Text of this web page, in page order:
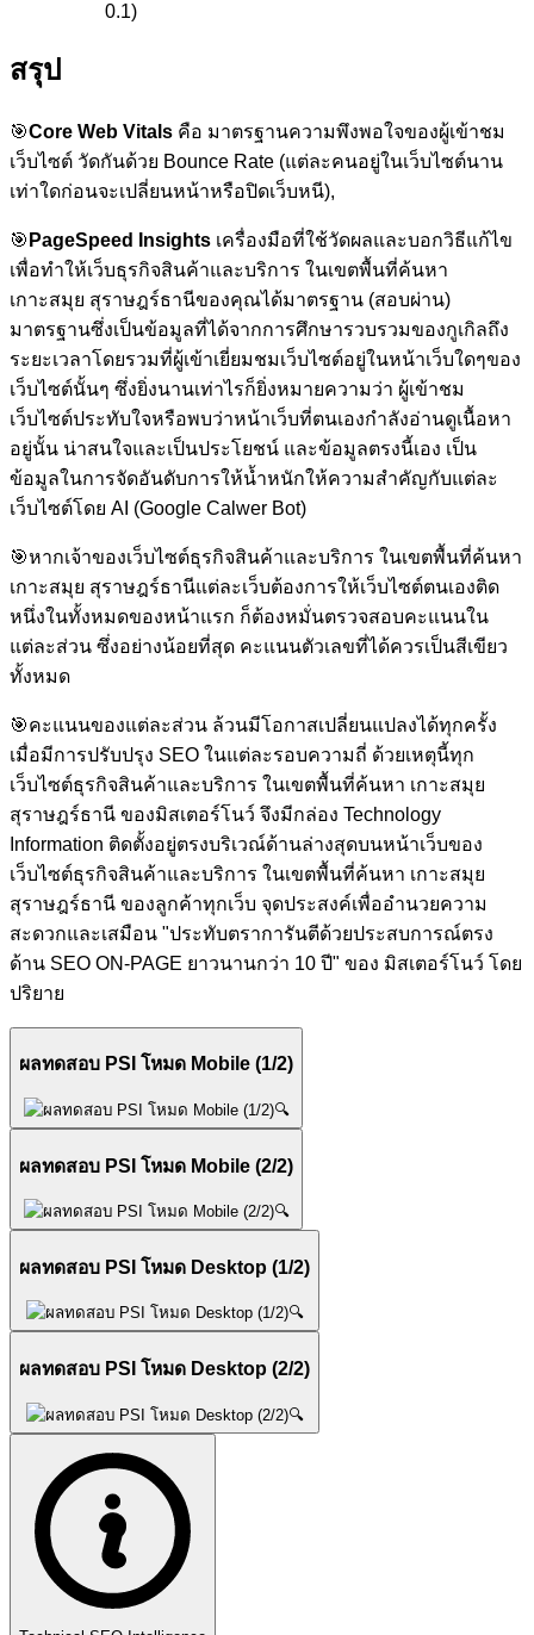
0.1)
สรุป
🎯Core Web Vitals คือ มาตรฐานความพึงพอใจของผู้เข้าชม
เว็บไซต์ วัดกันด้วย Bounce Rate (แต่ละคนอยู่ในเว็บไซต์นาน
เท่าใดก่อนจะเปลี่ยนหน้าหรือปิดเว็บหนี),
🎯 PageSpeed Insights เครื่องมือที่ใช้วัดผลและบอกวิธีแก้ไข
เพื่อทำให้เว็บธุรกิจสินค้าและบริการ ในเขตพื้นที่ค้นหา
เกาะสมุย สุราษฎร์ธานีของคุณได้มาตรฐาน (สอบผ่าน)
มาตรฐานซึ่งเป็นข้อมูลที่ได้จากการศึกษารวบรวมของกูเกิลถึง
ระยะเวลาโดยรวมที่ผู้เข้าเยี่ยมชมเว็บไซต์อยู่ในหน้าเว็บใดๆของ
เว็บไซต์นั้นๆ ซึ่งยิ่งนานเท่าไรก็ยิ่งหมายความว่า ผู้เข้าชม
เว็บไซต์ประทับใจหรือพบว่าหน้าเว็บที่ตนเองกำลังอ่านดูเนื้อหา
อยู่นั้น น่าสนใจและเป็นประโยชน์ และข้อมูลตรงนี้เอง เป็น
ข้อมูลในการจัดอันดับการให้น้ำหนักให้ความสำคัญกับแต่ละ
เว็บไซต์โดย AI (Google Calwer Bot)
🎯หากเจ้าของเว็บไซต์ธุรกิจสินค้าและบริการ ในเขตพื้นที่ค้นหา
เกาะสมุย สุราษฎร์ธานีแต่ละเว็บต้องการให้เว็บไซต์ตนเองติด
หนึ่งในทั้งหมดของหน้าแรก ก็ต้องหมั่นตรวจสอบคะแนนใน
แต่ละส่วน ซึ่งอย่างน้อยที่สุด คะแนนตัวเลขที่ได้ควรเป็นสีเขียว
ทั้งหมด
🎯คะแนนของแต่ละส่วน ล้วนมีโอกาสเปลี่ยนแปลงได้ทุกครั้ง
เมื่อมีการปรับปรุง SEO ในแต่ละรอบความถี่ ด้วยเหตุนี้ทุก
เว็บไซต์ธุรกิจสินค้าและบริการ ในเขตพื้นที่ค้นหา เกาะสมุย
สุราษฎร์ธานี ของมิสเตอร์โนว์ จึงมีกล่อง Technology
Information ติดตั้งอยู่ตรงบริเวณ์ด้านล่างสุดบนหน้าเว็บของ
เว็บไซต์ธุรกิจสินค้าและบริการ ในเขตพื้นที่ค้นหา เกาะสมุย
สุราษฎร์ธานี ของลูกค้าทุกเว็บ จุดประสงค์เพื่ออำนวยความ
สะดวกและเสมือน "ประทับตราการันตีด้วยประสบการณ์ตรง
ด้าน SEO ON-PAGE ยาวนานกว่า 10 ปี" ของ มิสเตอร์โนว์ โดย
ปริยาย
ผลทดสอบ PSI โหมด Mobile (1/2)
🔍
ผลทดสอบ PSI โหมด Mobile (2/2)
🔍
ผลทดสอบ PSI โหมด Desktop (1/2)
🔍
ผลทดสอบ PSI โหมด Desktop (2/2)
🔍